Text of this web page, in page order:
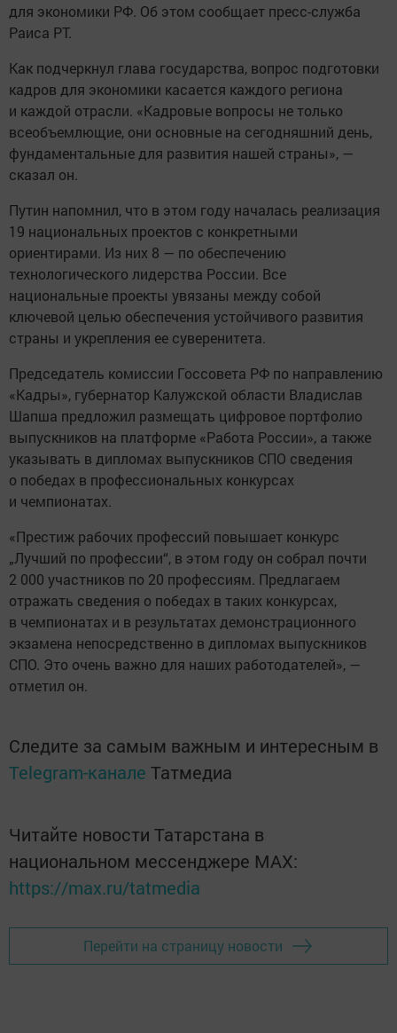
для экономики РФ. Об этом сообщает пресс-служба
Раиса РТ.
Как подчеркнул глава государства, вопрос подготовки
кадров для экономики касается каждого региона
и каждой отрасли. «Кадровые вопросы не только
всеобъемлющие, они основные на сегодняшний день,
фундаментальные для развития нашей страны», —
сказал он.
Путин напомнил, что в этом году началась реализация
19 национальных проектов с конкретными
ориентирами. Из них 8 — по обеспечению
технологического лидерства России. Все
национальные проекты увязаны между собой
ключевой целью обеспечения устойчивого развития
страны и укрепления ее суверенитета.
Председатель комиссии Госсовета РФ по направлению
«Кадры», губернатор Калужской области Владислав
Шапша предложил размещать цифровое портфолио
выпускников на платформе «Работа России», а также
указывать в дипломах выпускников СПО сведения
о победах в профессиональных конкурсах
и чемпионатах.
«Престиж рабочих профессий повышает конкурс
„Лучший по профессии“, в этом году он собрал почти
2 000 участников по 20 профессиям. Предлагаем
отражать сведения о победах в таких конкурсах,
в чемпионатах и в результатах демонстрационного
экзамена непосредственно в дипломах выпускников
СПО. Это очень важно для наших работодателей», —
отметил он.
Следите за самым важным и интересным в
Telegram-канале Татмедиа
Читайте новости Татарстана в
национальном мессенджере MАХ:
https://max.ru/tatmedia
Перейти на страницу новости